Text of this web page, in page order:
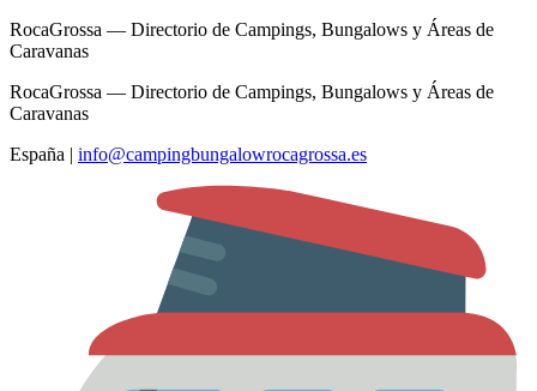
RocaGrossa — Directorio de Campings, Bungalows y Áreas de
Caravanas
RocaGrossa — Directorio de Campings, Bungalows y Áreas de
Caravanas
España | info@campingbungalowrocagrossa.es